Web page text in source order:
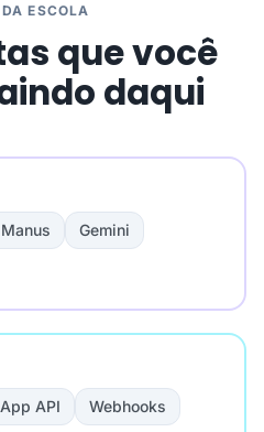
ESCOLA
que você
daqui
Manus
Gemini
API
Webhooks